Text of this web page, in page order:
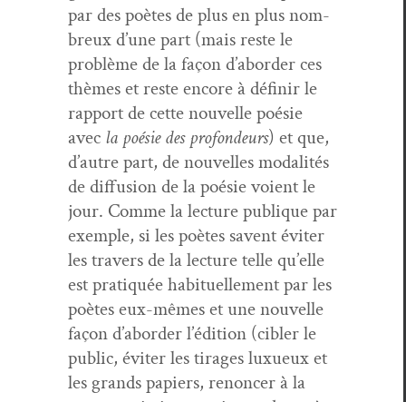
par des poètes de plus en plus nom­
breux d’une part (mais reste le
prob­lème de la façon d’abor­der ces
thèmes et reste encore à définir le
rap­port de cette nou­velle poésie
avec la poésie des pro­fondeurs) et que,
d’autre part, de nou­velles modal­ités
de dif­fu­sion de la poésie voient le
jour. Comme la lec­ture publique par
exem­ple, si les poètes savent éviter
les tra­vers de la lec­ture telle qu’elle
est pra­tiquée habituelle­ment par les
poètes eux-mêmes et une nou­velle
façon d’abor­der l’édi­tion (cibler le
pub­lic, éviter les tirages lux­ueux et
les grands papiers, renon­cer à la